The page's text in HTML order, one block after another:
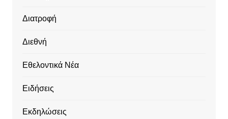
Διατροφή
Διεθνή
Εθελοντικά Νέα
Ειδήσεις
Εκδηλώσεις